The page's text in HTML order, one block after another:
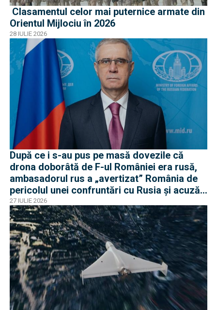
Clasamentul celor mai puternice armate din
Orientul Mijlociu în 2026
28 IULIE 2026
După ce i s-au pus pe masă dovezile că
drona doborâtă de F-ul României era rusă,
ambasadorul rus a „avertizat” România de
pericolul unei confruntări cu Rusia și acuză
o „înscenare propagandistă”
27 IULIE 2026